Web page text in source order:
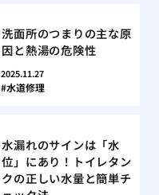
洗面所のつまりの主な原
因と熱湯の危険性
2025.11.27
水道修理
水漏れのサインは「水
位」にあり！トイレタン
クの正しい水量と簡単チ